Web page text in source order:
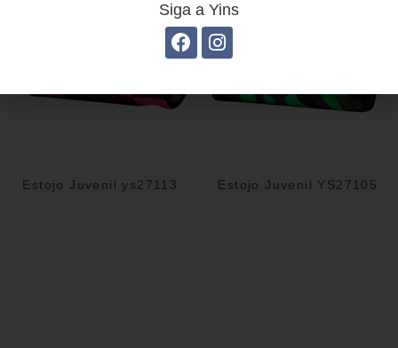
Estojo Juvenil ys27113 Estojo Juvenil YS27105
Siga a Yins